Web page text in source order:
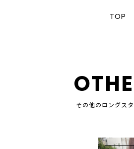
TOP
その他のロングス